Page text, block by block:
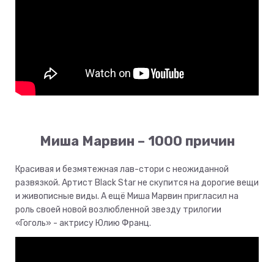
Миша Марвин – 1000 причин
Красивая и безмятежная лав-стори с неожиданной
развязкой. Артист Black Star не скупится на дорогие вещи
и живописные виды. А ещё Миша Марвин пригласил на
роль своей новой возлюбленной звезду трилогии
«Гоголь» - актрису Юлию Франц.